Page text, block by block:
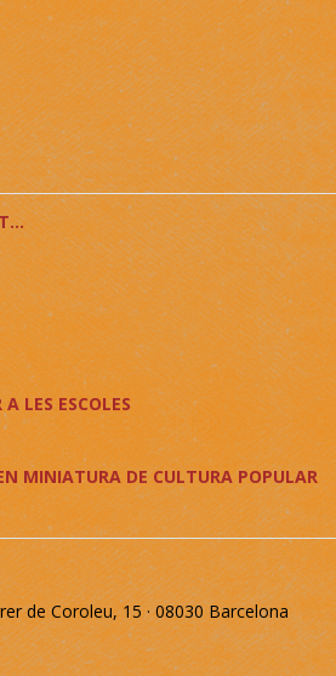
LES ESCOLES
MINIATURA DE CULTURA POPULAR
de Coroleu, 15 · 08030 Barcelona